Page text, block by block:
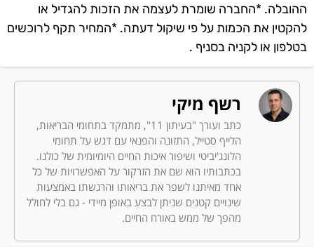
ההובלה. *החברה שומרת לעצמה את הזכות להגדיל או
להקטין את הכמות על פי שיקול דעתה. *המחיר תקף לרוכשים
בטלפון או לקניה בסניף .
רשף מיקי
כתב ועורך "בעיתון 11", מתמקד בתחומי הבריאות,
הלייף סטייל, התזונה והפנאי עם דגש על תחומי
הלונג'יביטי ושיפור איכות החיים היומיומית של כולנו.
בכתבותיו הוא שם את הזרקור על האפשרויות של כל
אחד מאיתנו לשפר את בריאותו והרגשתו באמצעות
שינויים קטנים שניתן לבצע באופן מיידי - גם בלי לחולל
מהפך של ממש באורח החיים.